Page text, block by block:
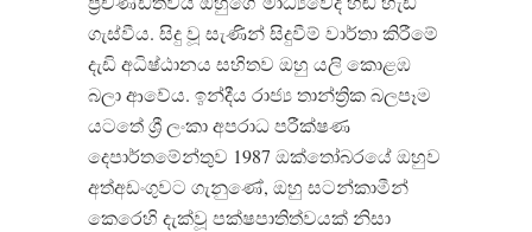
ගැස්වීය. සිදු වූ සැණින් සිදුවීම් වාර්තා කිරීමේ
දැඩි අධිෂ්ඨානය සහිතව ඔහු යලි කොළඹ
බලා ආවේය. ඉන්දීය රාජ්‍ය තාන්ත්‍රික බලපෑම
යටතේ ශ්‍රී ලංකා අපරාධ පරීක්ෂණ
දෙපාර්තමේන්තුව 1987 ඔක්තෝබරයේ ඔහුව
අත්අඩංගුවට ගැනුණේ, ඔහු සටන්කාමීන්
කෙරෙහි දැක්වූ පක්ෂපාතිත්වයක් නිසා